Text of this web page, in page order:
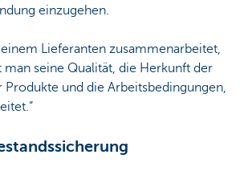
einzugehen.
Lieferanten zusammenarbeitet,
man seine Qualität, die Herkunft der
Produkte und die Arbeitsbedingungen,